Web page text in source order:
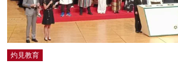
灼見教育